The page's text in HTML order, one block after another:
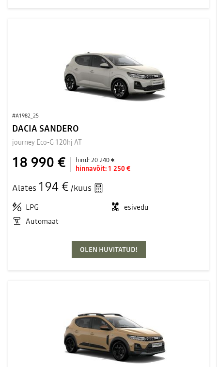
#A1982_25
DACIA SANDERO
journey Eco-G 120hj AT
18 990 € hind: 20 240 €
hinnavõit: 1 250 €
Alates 194 € /kuus
LPG
esivedu
Automaat
OLEN HUVITATUD!